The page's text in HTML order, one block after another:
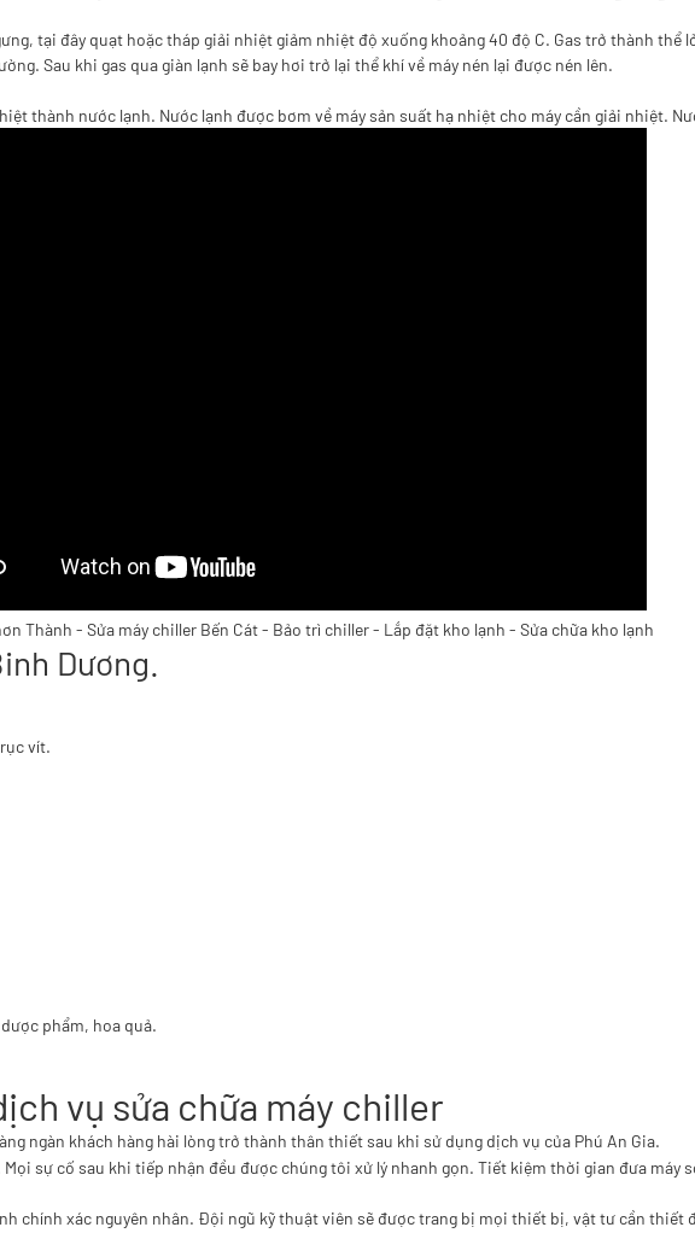
tại đây quạt hoặc tháp giải nhiệt giảm nhiệt độ xuống khoảng 40 độ C. Gas trở thành thể
Sau khi gas qua giàn lạnh sẽ bay hơi trở lại thể khí về máy nén lại được nén lên.
thành nước lạnh. Nước lạnh được bơm về máy sản suất hạ nhiệt cho máy cần giải nhiệt.
Thành - Sửa máy chiller Bến Cát- Bảo trì chiller- Lắp đặt kho lạnh - Sửa chữa kho lạnh
Dương.
vít.
phẩm, hoa quả.
vụ sửa chữa máy chiller
ngàn khách hàng hài lòng trở thành thân thiết sau khi sử dụng dịch vụ của Phú An Gia.
sự cố sau khi tiếp nhận đều được chúng tôi xử lý nhanh gọn. Tiết kiệm thời gian đưa
chính xác nguyên nhân. Đội ngũ kỹ thuật viên sẽ được trang bị mọi thiết bị, vật tư cần thiết